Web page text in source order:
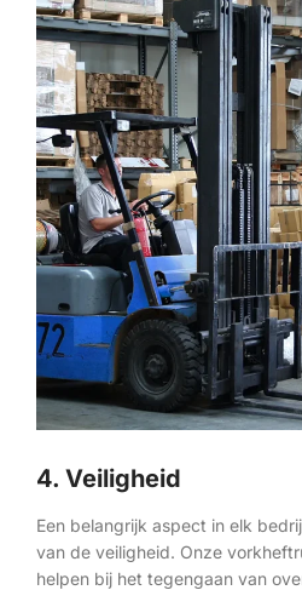
4. Veiligheid
Een belangrijk aspect in elk
van de veiligheid. Onze
helpen bij het tegengaan van